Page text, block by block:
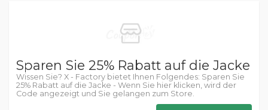
Sparen Sie 25% Rabatt auf die Jacke
Wissen Sie? X - Factory bietet Ihnen Folgendes: Sparen Sie
25% Rabatt auf die Jacke - Wenn Sie hier klicken, wird der
Code angezeigt und Sie gelangen zum Store.